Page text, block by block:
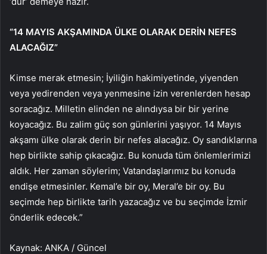
“14 MAYIS AKŞAMINDA ÜLKE OLARAK DERİN NEFES
ALACAĞIZ”
Kimse merak etmesin; İyiliğin hakimiyetinde, yiyenden
veya yedirenden veya yenmesine izin verenlerden hesap
soracağız. Milletin elinden ne alındıysa bir bir yerine
koyacağız. Bu zalim güç son günlerini yaşıyor. 14 Mayıs
akşamı ülke olarak derin bir nefes alacağız. Oy sandıklarına
hep birlikte sahip çıkacağız. Bu konuda tüm önlemlerimizi
aldık. Her zaman söylerim; Vatandaşlarımız bu konuda
endişe etmesinler. Kemal’e bir oy, Meral’e bir oy. Bu
seçimde hep birlikte tarih yazacağız ve bu seçimde İzmir
önderlik edecek.”
Kaynak: ANKA / Güncel